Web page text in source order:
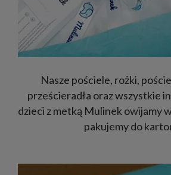
Nasze pościele, rożki,
prześcieradła oraz wszystkie
dzieci z metką Mulinek owijamy
pakujemy do